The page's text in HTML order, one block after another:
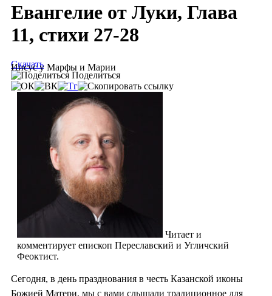
Евангелие от Луки, Глава
11, стихи 27-28
Иисус у Марфы и Марии
Скачать
Поделиться
Читает и
комментирует епископ Переславский и Угличский
Феоктист.
Сегодня, в день празднования в честь Казанской иконы
Божией Матери, мы с вами слышали традиционное для